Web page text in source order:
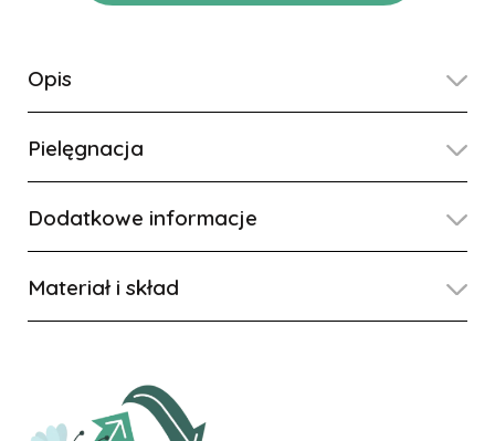
Opis
Pielęgnacja
Dodatkowe informacje
Materiał i skład